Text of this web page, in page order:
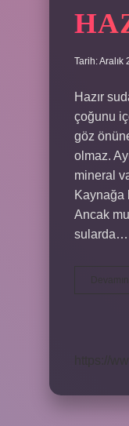
Tarih: Aralık
Hazır
çoğunu
göz
olmaz.
mineral
Kaynağa
Ancak
sularda…